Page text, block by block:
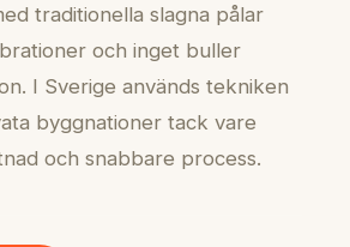
traditionella slagna pålar
och inget buller
I Sverige används tekniken
byggnationer tack vare
och snabbare process.